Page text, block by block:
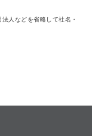
人などを省略して社名・